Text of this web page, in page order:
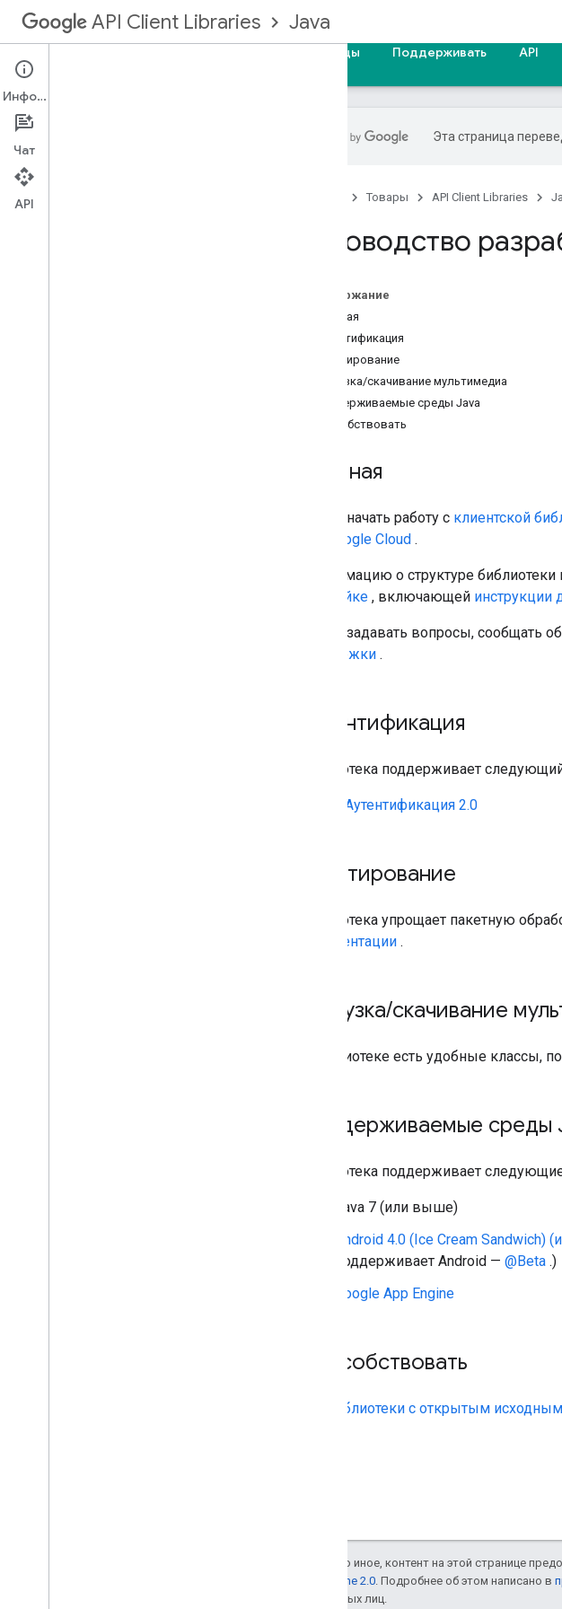
API Client Libraries Java
Образцы Поддерживать API
Руководство разработчика
Инструкции по установке
Эта страница
Товары API Client Libraries
Руководство
Содержание
Начиная
Аутентификация
Пакетирование
Загрузка/скачивание мультимедиа
Поддерживаемые среды Java
Способствовать
Начиная
Чтобы начать работу с клиентской
для Google Cloud .
Информацию о структуре
настройке , включающей инструкции
Чтобы задавать вопросы, сообщать
поддержки .
Аутентификация
Библиотека поддерживает
ОАутентификация 2.0
Пакетирование
Библиотека упрощает пакетную
документации .
Загрузка/скачивание
В библиотеке есть удобные классы,
Поддерживаемые среды
Библиотека поддерживает
Java 7 (или выше)
Android 4.0 (Ice Cream Sandwich)
поддерживает Android — @Beta .)
Google App Engine
Способствовать
библиотеки с открытым
Если не указано иное, контент на этой странице
лицензии Apache 2.0 . Подробнее об этом написано в
аффилированных лиц.
Информация
Чат
API